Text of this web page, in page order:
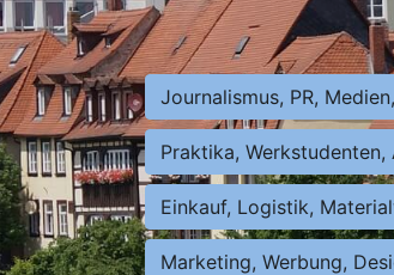
Journalismus, PR,
Praktika,
Einkauf, Logistik,
Marketing, Werbung,